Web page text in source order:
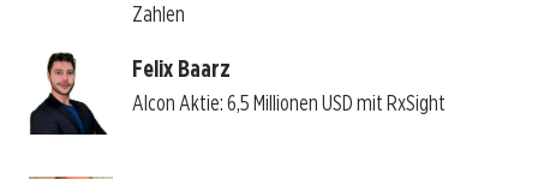
Zahlen
Felix Baarz
Alcon Aktie: 6,5 Millionen USD mit RxSight